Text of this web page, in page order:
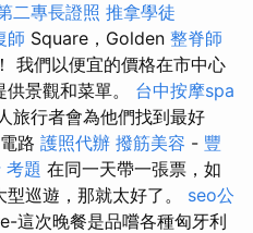
二專長證照 推拿學徒
師 Square，Golden 整脊師
我們以便宜的價格在市中心
景觀和菜單。 台中按摩spa
旅行者會為他們找到最好
路 護照代辦 撥筋美容 - 豐
考題 在同一天帶一張票，如
巡遊，那就太好了。 seo公
這次晚餐是品嚐各種匈牙利